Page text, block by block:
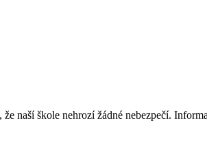
naší škole nehrozí žádné nebezpečí.